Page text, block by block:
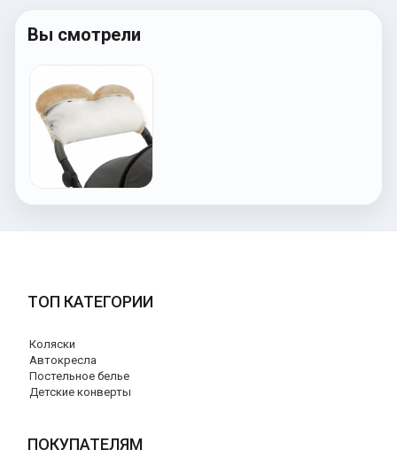
Вы смотрели
ТОП КАТЕГОРИИ
Коляски
Автокресла
Постельное белье
Детские конверты
ПОКУПАТЕЛЯМ